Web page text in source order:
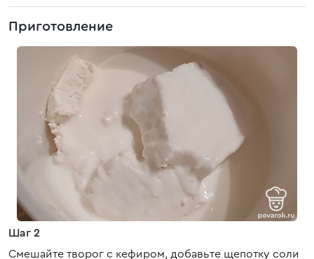
Приготовление
Шаг 2
Смешайте творог с кефиром, добавьте щепотку соли